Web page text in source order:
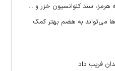
هرمز، سند کنوانسیون خزر و ...
می‌تواند به هضم بهتر کمک